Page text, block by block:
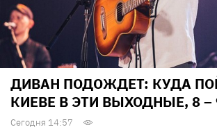
ДИВАН ПОДОЖДЕТ: КУДА
КИЕВЕ В ЭТИ ВЫХОДНЫЕ, 8 –
Сегодня 14:57